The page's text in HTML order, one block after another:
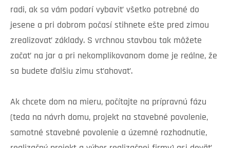
radi, ak sa vám podarí vybaviť všetko potrebné do
jesene a pri dobrom počasí stihnete ešte pred zimou
zrealizovať základy. S vrchnou stavbou tak môžete
začať na jar a pri nekomplikovanom dome je reálne, že
sa budete ďalšiu zimu sťahovať.
Ak chcete dom na mieru, počítajte na prípravnú fázu
(teda na návrh domu, projekt na stavebné povolenie,
samotné stavebné povolenie a územné rozhodnutie,